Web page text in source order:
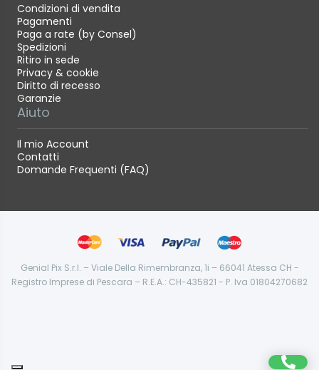
Condizioni di vendita
Pagamenti
Paga a rate (by Consel)
Spedizioni
Ritiro in sede
Privacy & cookie
Diritto di recesso
Garanzie
Aiuto
Il mio Account
Contatti
Domande Frequenti (FAQ)
Genial Pix S.r.l. – Viale Della Rimembranza, 1i – 66041 Atessa CH -
Registro Imprese di Pescara – R.E.A.: CH-435821 - P. Iva 01804270682